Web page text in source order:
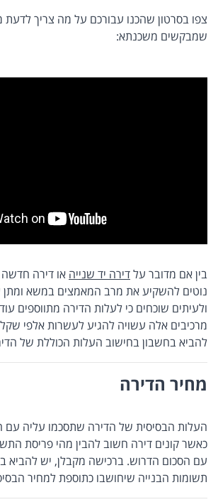
צפו בסרטון שהכנו עבורכם על מה צריך לדעת
שמבקשים משכנתא:
בין אם מדובר עלדירה יד שנייה או דירה
נוטים להשקיע את מרב המאמצים במשא ומתן
ולעיתים שוכחים כי לעלות הדירה מתווספים
מרכיבים אלה עשויה להגיע לעשרות אלפי
להביא בחשבון בחישוב העלות הכוללת של
מחיר הדירה
העלות הבסיסית של הדירה שתסכמו עליה עם
כאשר קונים דירה חשוב להבין מהי פריסת
עם הסכום הדרוש. ברכישה מקבלן, יש להביא
תשומות הבנייה שיחושבו כתוספת למחיר